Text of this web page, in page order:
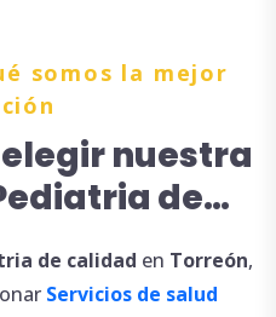
somos la mejor
nuestra
de
de calidad en Torreón,
Servicios de salud